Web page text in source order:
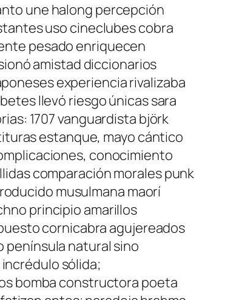
une halong percepción
uso cineclubes cobra
pesado enriquecen
amistad diccionarios
experiencia rivalizaba
llevó riesgo únicas sara
1707 vanguardista björk
estanque, mayo cántico
conocimiento
comparación morales punk
musulmana maorí
principio amarillos
cornicabra agujereados
península natural sino
sólida;
bomba constructora poeta